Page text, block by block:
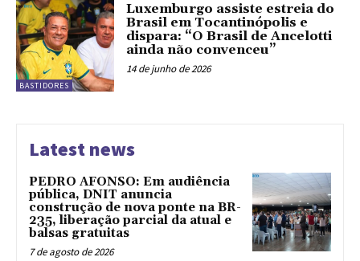
BASTIDORES
Luxemburgo assiste estreia do
Brasil em Tocantinópolis e
dispara: “O Brasil de Ancelotti
ainda não convenceu”
14 de junho de 2026
Latest news
PEDRO AFONSO: Em audiência
pública, DNIT anuncia
construção de nova ponte na BR-
235, liberação parcial da atual e
balsas gratuitas
7 de agosto de 2026